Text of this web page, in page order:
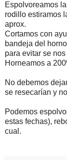
Espolvoreamos
rodillo estiramos
aprox.
Cortamos con
bandeja del
para evitar se
Horneamos a
No debemos
se resecarían y
Podemos
estas fechas),
cual.